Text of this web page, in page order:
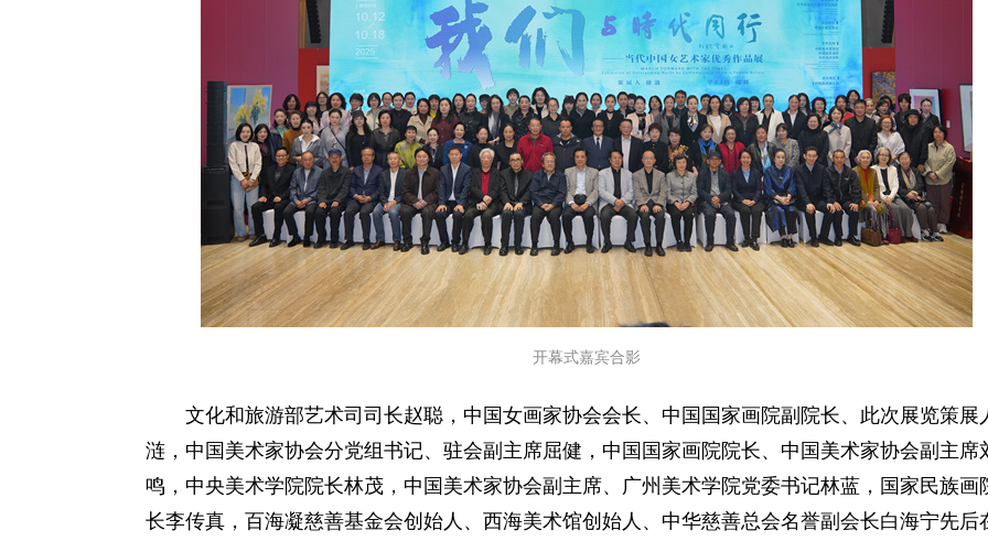
开幕式嘉宾合影
文化和旅游部艺术司司长赵聪，中国女画家协会会长、中国国家画院副院长、此次展览策展
涟，中国美术家协会分党组书记、驻会副主席屈健，中国国家画院院长、中国美术家协会副主席
鸣，中央美术学院院长林茂，中国美术家协会副主席、广州美术学院党委书记林蓝，国家民族画
长李传真，百海凝慈善基金会创始人、西海美术馆创始人、中华慈善总会名誉副会长白海宁先后